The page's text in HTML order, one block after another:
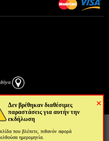
×
Δεν βρέθηκαν διαθέσιμες
παραστάσεις για αυτήν την
εκδήλωση
που βλέπετε, πιθανόν αφορά
ημερομηνία.
Αυγούστου θα λειτουργεί Δευτέρα έως
στον φυλλομετρητή σας
τρόπο θα
συνεργαζόμενες